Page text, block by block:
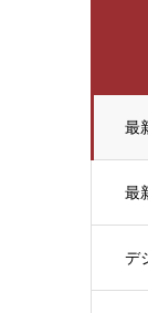
最
最
デ